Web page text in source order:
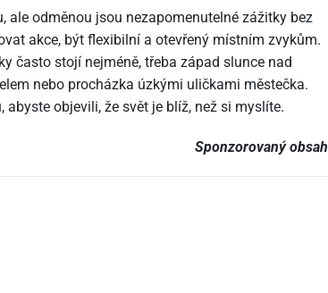
ale odměnou jsou nezapomenutelné zážitky bez
akce, být flexibilní a otevřený místním zvykům.
často stojí nejméně, třeba západ slunce nad
nebo procházka úzkými uličkami městečka.
objevili, že svět je blíž, než si myslíte.
Sponzorovaný obsah